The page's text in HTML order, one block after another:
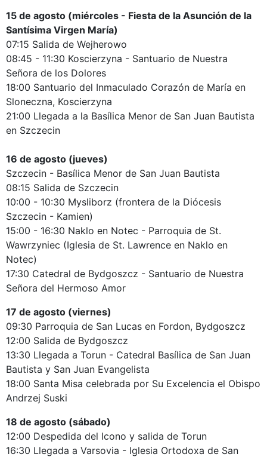
15 de agosto (miércoles - Fiesta de la Asunción de la
Santísima Virgen María)
07:15 Salida de Wejherowo
08:45 - 11:30 Koscierzyna - Santuario de Nuestra
Señora de los Dolores
18:00 Santuario del Inmaculado Corazón de María en
Sloneczna, Koscierzyna
21:00 Llegada a la Basílica Menor de San Juan Bautista
en Szczecin
16 de agosto (jueves)
Szczecin - Basílica Menor de San Juan Bautista
08:15 Salida de Szczecin
10:00 - 10:30 Mysliborz (frontera de la Diócesis
Szczecin - Kamien)
15:00 - 16:30 Naklo en Notec - Parroquia de St.
Wawrzyniec (Iglesia de St. Lawrence en Naklo en
Notec)
17:30 Catedral de Bydgoszcz - Santuario de Nuestra
Señora del Hermoso Amor
17 de agosto (viernes)
09:30 Parroquia de San Lucas en Fordon, Bydgoszcz
12:00 Salida de Bydgoszcz
13:30 Llegada a Torun - Catedral Basílica de San Juan
Bautista y San Juan Evangelista
18:00 Santa Misa celebrada por Su Excelencia el Obispo
Andrzej Suski
18 de agosto (sábado)
12:00 Despedida del Icono y salida de Torun
16:30 Llegada a Varsovia - Iglesia Ortodoxa de San